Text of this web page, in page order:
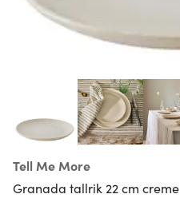
Tell Me More
Granada tallrik 22 cm creme